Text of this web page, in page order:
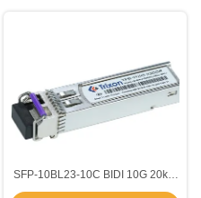
SFP-10BL23-10C BIDI 10G 20km
TX1270nm,RX1310nmLCコネク